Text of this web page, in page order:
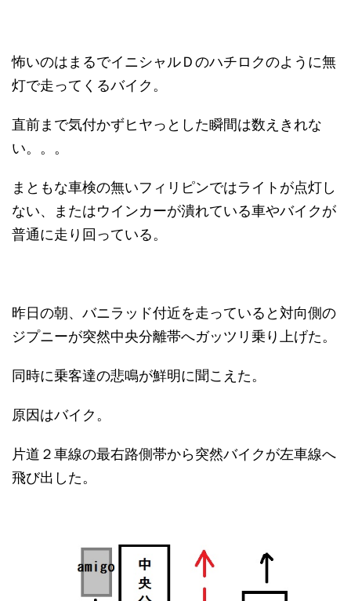
怖いのはまるでイニシャルＤのハチロクのように無
灯で走ってくるバイク。
直前まで気付かずヒヤっとした瞬間は数えきれな
い。。。
まともな車検の無いフィリピンではライトが点灯し
ない、またはウインカーが潰れている車やバイクが
普通に走り回っている。
昨日の朝、バニラッド付近を走っていると対向側の
ジプニーが突然中央分離帯へガッツリ乗り上げた。
同時に乗客達の悲鳴が鮮明に聞こえた。
原因はバイク。
片道２車線の最右路側帯から突然バイクが左車線へ
飛び出した。